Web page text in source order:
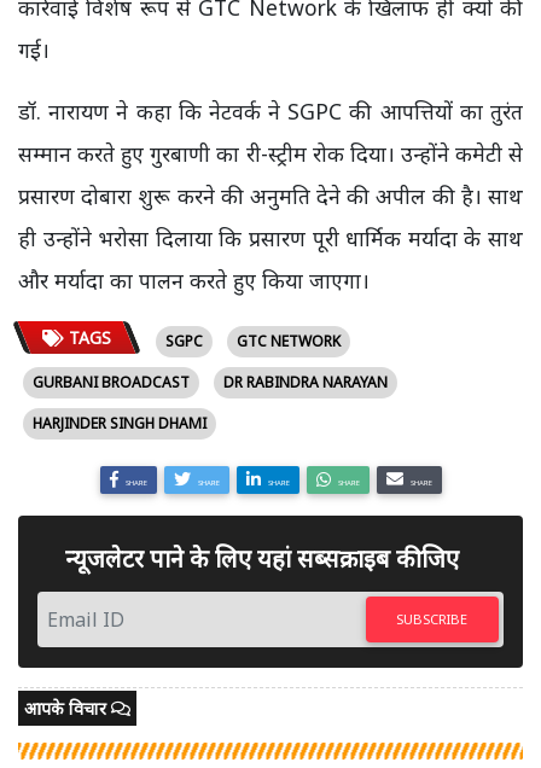
कार्रवाई विशेष रूप से GTC Network के खिलाफ ही क्यों की
गई।
डॉ. नारायण ने कहा कि नेटवर्क ने SGPC की आपत्तियों का तुरंत
सम्मान करते हुए गुरबाणी का री-स्ट्रीम रोक दिया। उन्होंने कमेटी से
प्रसारण दोबारा शुरू करने की अनुमति देने की अपील की है। साथ
ही उन्होंने भरोसा दिलाया कि प्रसारण पूरी धार्मिक मर्यादा के साथ
और मर्यादा का पालन करते हुए किया जाएगा।
TAGS SGPC
GTC NETWORK
GURBANI BROADCAST
DR RABINDRA NARAYAN
HARJINDER SINGH DHAMI
SHARE SHARE SHARE SHARE SHARE
न्यूजलेटर पाने के लिए यहां सब्सक्राइब कीजिए
SUBSCRIBE
आपके विचार